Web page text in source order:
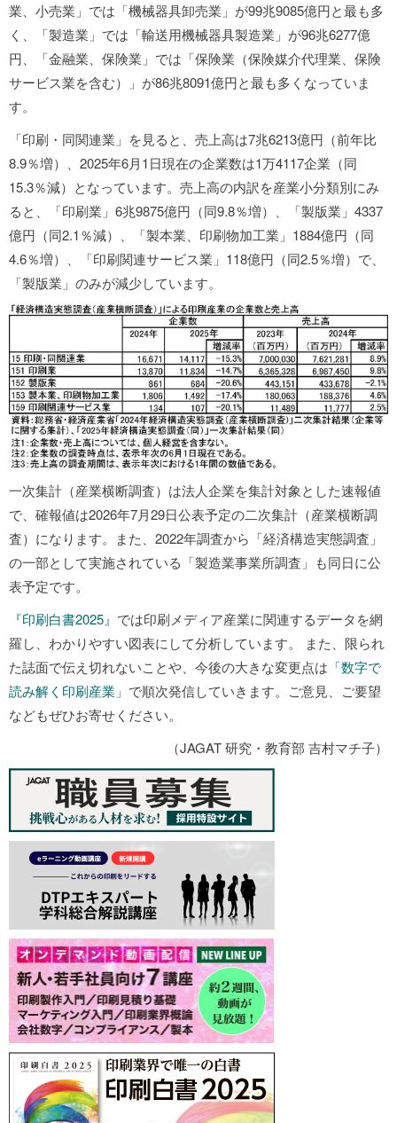
業、小売業」では「機械器具卸売業」が99兆9085億円と最も多
く、「製造業」では「輸送用機械器具製造業」が96兆6277億
円、「金融業、保険業」では「保険業（保険媒介代理業、保険
サービス業を含む）」が86兆8091億円と最も多くなっていま
す。
「印刷・同関連業」を見ると、売上高は7兆6213億円（前年比
8.9％増）、2025年6月1日現在の企業数は1万4117企業（同
15.3％減）となっています。売上高の内訳を産業小分類別にみ
ると、「印刷業」6兆9875億円（同9.8％増）、「製版業」4337
億円（同2.1％減）、「製本業、印刷物加工業」1884億円（同
4.6％増）、「印刷関連サービス業」118億円（同2.5％増）で、
「製版業」のみが減少しています。
一次集計（産業横断調査）は法人企業を集計対象とした速報値
で、確報値は2026年7月29日公表予定の二次集計（産業横断調
査）になります。また、2022年調査から「経済構造実態調査」
の一部として実施されている「製造業事業所調査」も同日に公
表予定です。
『印刷白書2025』 では印刷メディア産業に関連するデータを網
羅し、わかりやすい図表にして分析しています。 また、限られ
た誌面で伝え切れないことや、今後の大きな変更点は 「数字で
読み解く印刷産業」 で順次発信していきます。ご意見、ご要望
などもぜひお寄せください。
（JAGAT 研究・教育部 吉村マチ子）